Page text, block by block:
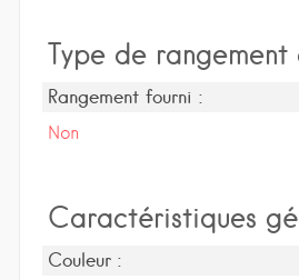
Type de rangement
Rangement fourni :
Non
Caractéristiques
Couleur :